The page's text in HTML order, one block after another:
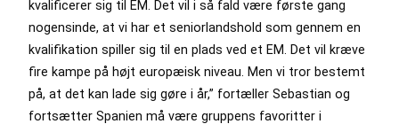
kvalificerer sig til EM. Det vil i så fald være første gang
nogensinde, at vi har et seniorlandshold som gennem en
kvalifikation spiller sig til en plads ved et EM. Det vil kræve
fire kampe på højt europæisk niveau. Men vi tror bestemt
på, at det kan lade sig gøre i år,” fortæller Sebastian og
fortsætter Spanien må være gruppens favoritter i